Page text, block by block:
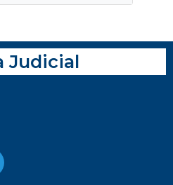
Judicial